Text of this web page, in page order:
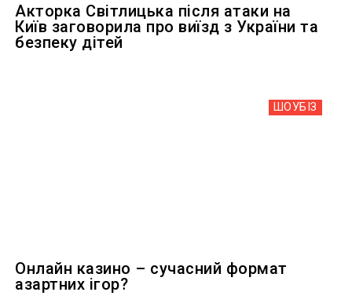
Акторка Світлицька після атаки на
Київ заговорила про виїзд з України та
безпеку дітей
ШОУБIЗ
Онлайн казино – сучасний формат
азартних ігор?